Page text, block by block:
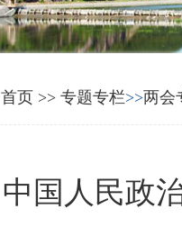
首页 >> 专题专栏>>两会
中国人民政